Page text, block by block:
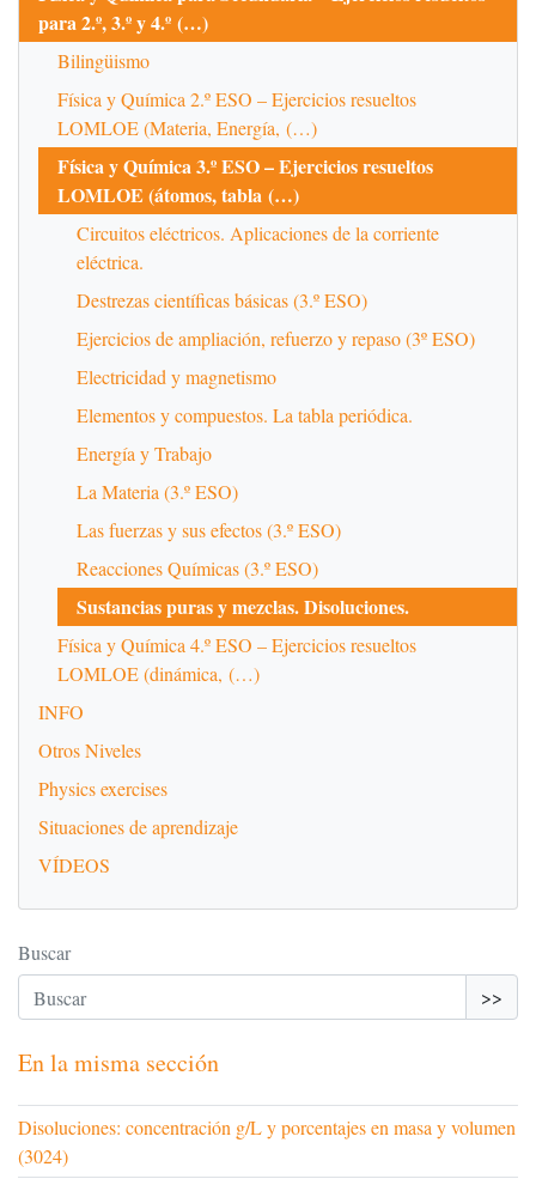
para 2.º, 3.º y 4.º (…)
Bilingüismo
Física y Química 2.º ESO – Ejercicios resueltos
LOMLOE (Materia, Energía, (…)
Física y Química 3.º ESO – Ejercicios resueltos
LOMLOE (átomos, tabla (…)
Circuitos eléctricos. Aplicaciones de la corriente
eléctrica.
Destrezas científicas básicas (3.º ESO)
Ejercicios de ampliación, refuerzo y repaso (3º ESO)
Electricidad y magnetismo
Elementos y compuestos. La tabla periódica.
Energía y Trabajo
La Materia (3.º ESO)
Las fuerzas y sus efectos (3.º ESO)
Reacciones Químicas (3.º ESO)
Sustancias puras y mezclas. Disoluciones.
Física y Química 4.º ESO – Ejercicios resueltos
LOMLOE (dinámica, (…)
INFO
Otros Niveles
Physics exercises
Situaciones de aprendizaje
VÍDEOS
Buscar
>>
En la misma sección
Disoluciones: concentración g/L y porcentajes en masa y volumen
(3024)